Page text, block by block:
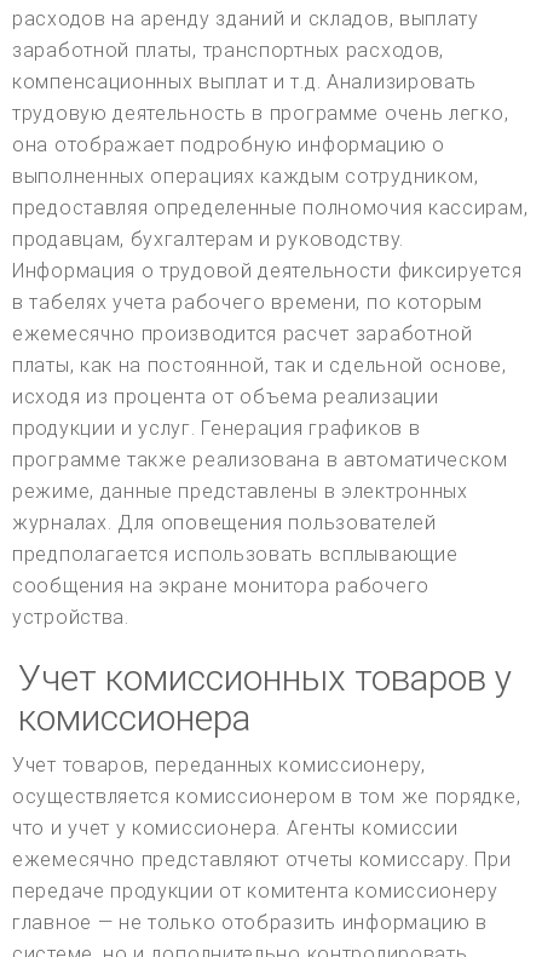
расходов на аренду зданий и складов, выплату
заработной платы, транспортных расходов,
компенсационных выплат и т.д. Анализировать
трудовую деятельность в программе очень легко,
она отображает подробную информацию о
выполненных операциях каждым сотрудником,
предоставляя определенные полномочия кассирам,
продавцам, бухгалтерам и руководству.
Информация о трудовой деятельности фиксируется
в табелях учета рабочего времени, по которым
ежемесячно производится расчет заработной
платы, как на постоянной, так и сдельной основе,
исходя из процента от объема реализации
продукции и услуг. Генерация графиков в
программе также реализована в автоматическом
режиме, данные представлены в электронных
журналах. Для оповещения пользователей
предполагается использовать всплывающие
сообщения на экране монитора рабочего
устройства.
Учет комиссионных товаров у
комиссионера
Учет товаров, переданных комиссионеру,
осуществляется комиссионером в том же порядке,
что и учет у комиссионера. Агенты комиссии
ежемесячно представляют отчеты комиссару. При
передаче продукции от комитента комиссионеру
главное — не только отобразить информацию в